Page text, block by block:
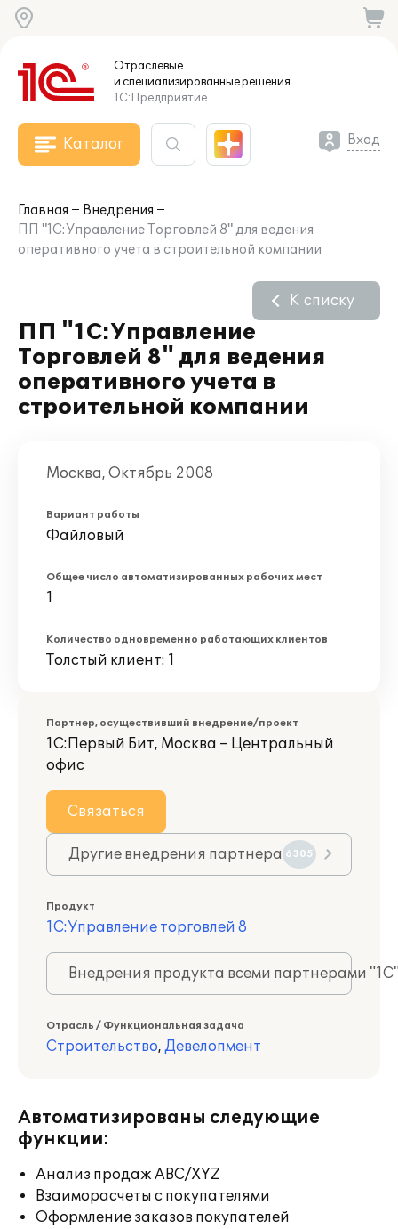
Отраслевые
и специализированныерешения
1С:Предприятие
Каталог Вход
Главная
Внедрения
ПП "1С:Управление Торговлей 8" для ведения
оперативного учета в строительной компании
ПП "1С:Управление
Торговлей 8" для ведения
оперативного учета в
строительной компании
К списку
Москва, Октябрь 2008
Вариант работы
Файловый
Общее число автоматизированных рабочих мест
1
Количество одновременно работающих клиентов
Толстый клиент: 1
Партнер, осуществивший внедрение/проект
1С:Первый Бит, Москва – Центральный
офис
Связаться
Другие внедрения партнера 6305
Продукт
1С:Управление торговлей 8
Внедрения продукта всеми партнерами
Отрасль / Функциональная задача
Строительство, Девелопмент
Автоматизированы следующие
функции:
Анализ продаж ABC/XYZ
Взаиморасчеты с покупателями
Оформление заказов покупателей